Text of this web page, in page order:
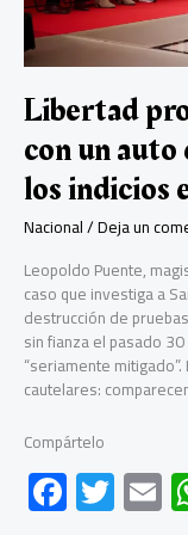
Libertad
con un
los indicios
Nacional/Deja un
Leopoldo Puente,
caso que investiga a
destrucción de
sin fianza el pasado
“seriamente
cautelares:
Compártelo
F T E